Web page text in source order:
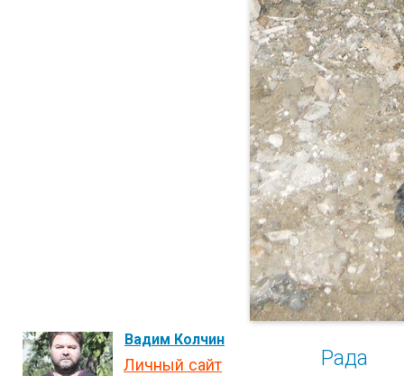
Вадим Колчин
Личный сайт Рада